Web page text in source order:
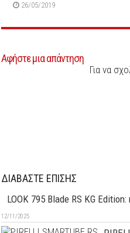
26/05/2019
Αφήστε μια απάντηση
Για να
ΔΙΑΒΑΣΤΕ ΕΠΙΣΗΣ
LOOK 795 Blade RS KG
12/11/2025